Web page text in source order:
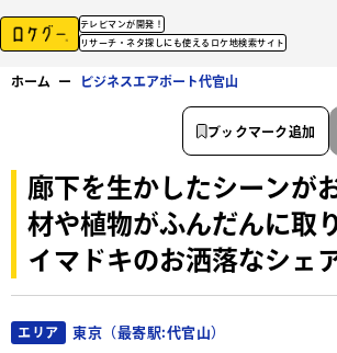
テレビマンが開発！
リサーチ・ネタ探しにも使えるロケ地検索サイト
ホーム ー ビジネスエアポート代官山
廊下を生かしたシーンが
材や植物がふんだんに取
イマドキのお洒落なシェ
エリア 東京（最寄駅:代官山）
ブックマーク追加